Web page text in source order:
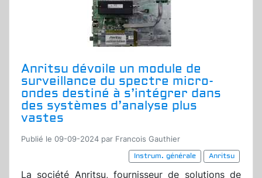
Anritsu dévoile un module de
surveillance du spectre micro-
ondes destiné à s’intégrer dans
des systèmes d’analyse plus
vastes
Publié le 09-09-2024 par Francois Gauthier
Instrum. générale
Anritsu
La société Anritsu, fournisseur de solutions de